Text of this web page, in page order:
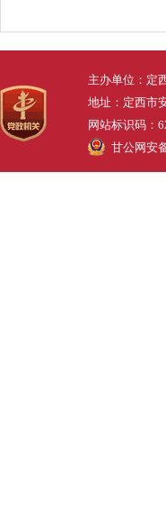
主办单位：定
地址：定西市
网站标识码：
甘公网安